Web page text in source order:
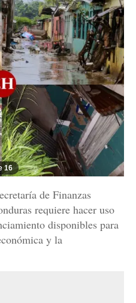
16
de Finanzas
requiere hacer uso
disponibles para
y la